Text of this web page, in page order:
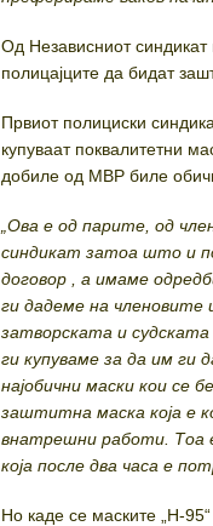
Од Независниот синдикат
полицајците да бидат
Првиот полициски
купуваат поквалитетни
добиле од МВР биле
„Ова е од парите, од
синдикат затоа што и
договор , а имаме
ги дадеме на
затворската и
ги купуваме за да им ги
најобични маски кои се
заштитна маска која е
внатрешни работи. Тоа е
која после два часа е
Но каде се маските „Н-